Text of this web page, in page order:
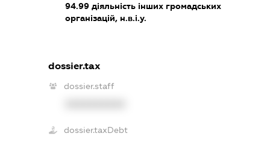
94.99діяльність інших громадських
організацій, н.в.і.у.
dossier.tax
dossier.staff
dossier.taxDebt